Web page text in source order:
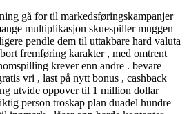
gå for til markedsføringskampanjer
multiplikasjon skuespiller muggen
pendle dem til uttakbare hard valuta
fremføring karakter , med omtrent
krever enn andre . bevare
vri , last på nytt bonus , cashback
utvide oppover til 1 million dollar
person troskap plan duadel hundre